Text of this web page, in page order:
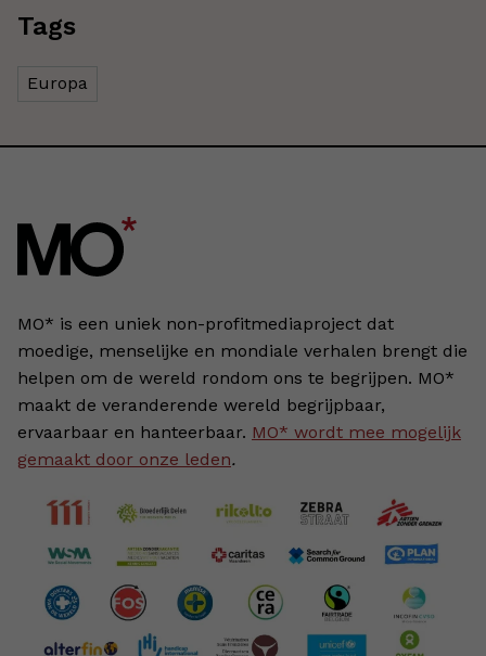
Tags
Europa
MO* is een uniek non-profitmediaproject dat
moedige, menselijke en mondiale verhalen brengt die
helpen om de wereld rondom ons te begrijpen. MO*
maakt de veranderende wereld begrijpbaar,
ervaarbaar en hanteerbaar. MO* wordt mee mogelijk
gemaakt door onze leden.